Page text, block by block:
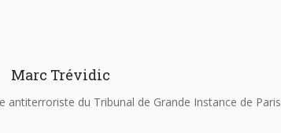
Marc Trévidic
antiterroriste du Tribunal de Grande Instance de Paris